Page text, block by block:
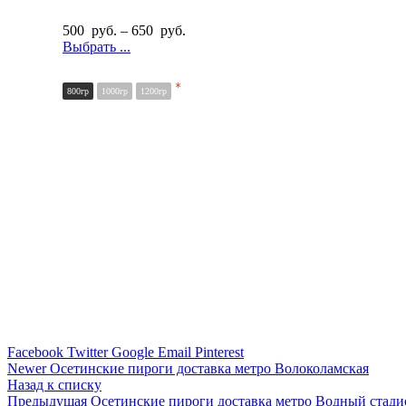
500 руб. – 650 руб.
Выбрать ...
800гр 1000гр 1200гр *
Facebook Twitter Google Email Pinterest
Newer Осетинские пироги доставка метро Волоколамская
Назад к списку
Предыдущая Осетинские пироги доставка метро Водный